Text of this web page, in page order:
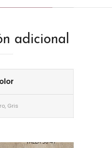
adicional
Gris